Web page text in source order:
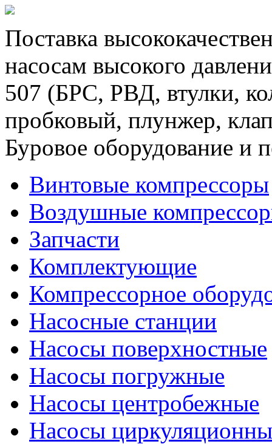
Поставка
насосам высокого
507 (БРС, РВД, втулки,
пробковый, плунжер,
Буровое оборудование и
Винтовые компрессоры
Воздушные
Запчасти
Комплектующие
Компрессорное
Насосные станции
Насосы поверхностные
Насосы погружные
Насосы центробежные
Насосы